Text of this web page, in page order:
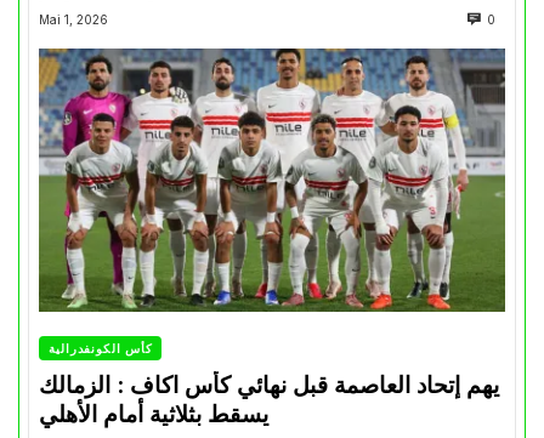
Mai 1, 2026 0
كأس الكونفدرالية
يهم إتحاد العاصمة قبل نهائي كأس اكاف : الزمالك